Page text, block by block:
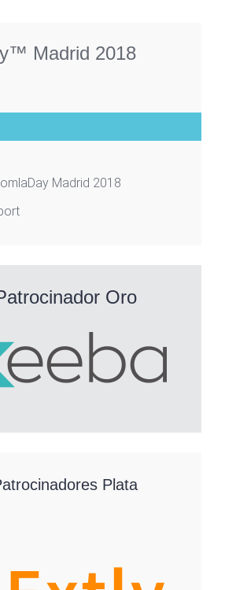
Madrid 2018
Madrid 2018
Oro
Plata